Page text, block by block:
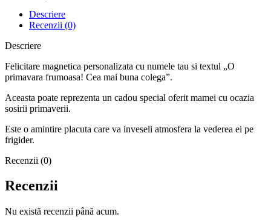
Descriere
Recenzii (0)
Descriere
Felicitare magnetica personalizata cu numele tau si textul „O
primavara frumoasa! Cea mai buna colega”.
Aceasta poate reprezenta un cadou special oferit mamei cu ocazia
sosirii primaverii.
Este o amintire placuta care va inveseli atmosfera la vederea ei pe
frigider.
Recenzii (0)
Recenzii
Nu există recenzii până acum.